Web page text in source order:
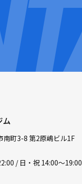
ム
南町3-8 第2原嶋ビル1F
/ 日・祝 14:00〜19:00